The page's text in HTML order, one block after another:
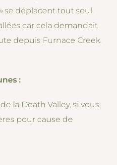
»se déplacent tout seul.
car cela demandait
depuis Furnace Creek.
:
la Death Valley, si vous
pour cause de